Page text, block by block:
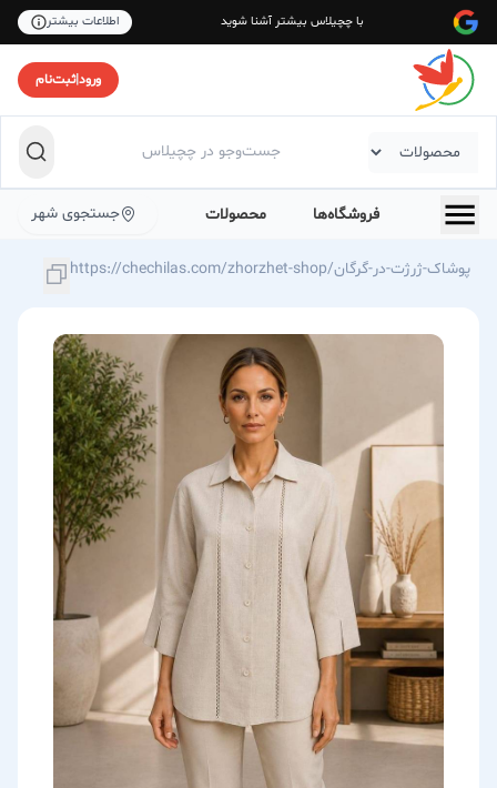
با چچیلاس بیشتر آشنا شوید اطلاعات بیشتر
ورود|ثبت‌نام
فروشگاه‌ها محصولات جستجوی شهر
https://chechilas.com/zhorzhet-shop/پوشاک-ژرژت-در-گرگان